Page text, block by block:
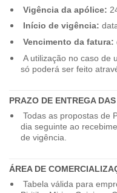
Vigência da apólice:
Início de vigência:
Vencimento da fatura:
A utilização no caso de
só poderá ser feito
PRAZO DE ENTREGA
Todas as propostas de
dia seguinte ao
de vigência.
ÁREA DE
Tabela válida para